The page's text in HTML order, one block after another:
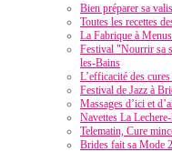
Bien préparer sa
Toutes les recettes
La Fabrique à
Festival "Nourrir sa
les-Bains
L’efficacité des
Festival de Jazz à
Massages d’ici et
Navettes La
Telematin, Cure
Brides fait sa Mode